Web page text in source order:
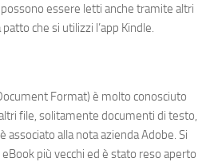
essere letti anche tramite altri
che si utilizzi l’app Kindle.
Format) è molto conosciuto
file, solitamente documenti di testo,
associato alla nota azienda Adobe. Si
più vecchi ed è stato reso aperto